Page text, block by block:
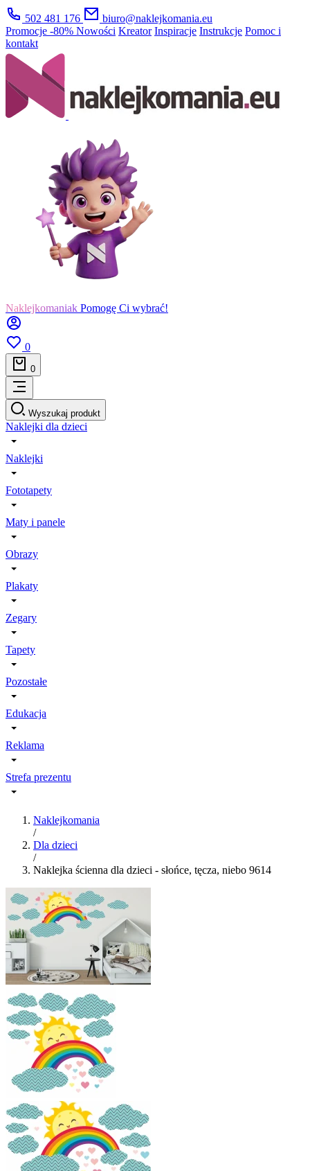
502 481 176
biuro@naklejkomania.eu
Promocje -80% Nowości Kreator Inspiracje Instrukcje Pomoc i
kontakt
Naklejkomaniak Pomogę Ci wybrać!
0
0
Wyszukaj produkt
Naklejki dla dzieci
Naklejki
Fototapety
Maty i panele
Obrazy
Plakaty
Zegary
Tapety
Pozostałe
Edukacja
Reklama
Strefa prezentu
Naklejkomania
/
Dla dzieci
/
Naklejka ścienna dla dzieci - słońce, tęcza, niebo 9614